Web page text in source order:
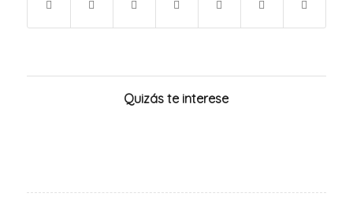
Quizás te interese